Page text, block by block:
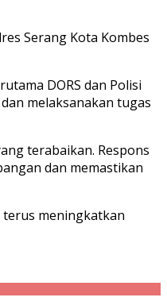
Serang Kota Kombes
DORS dan Polisi
melaksanakan tugas
terabaikan. Respons
dan memastikan
terus meningkatkan